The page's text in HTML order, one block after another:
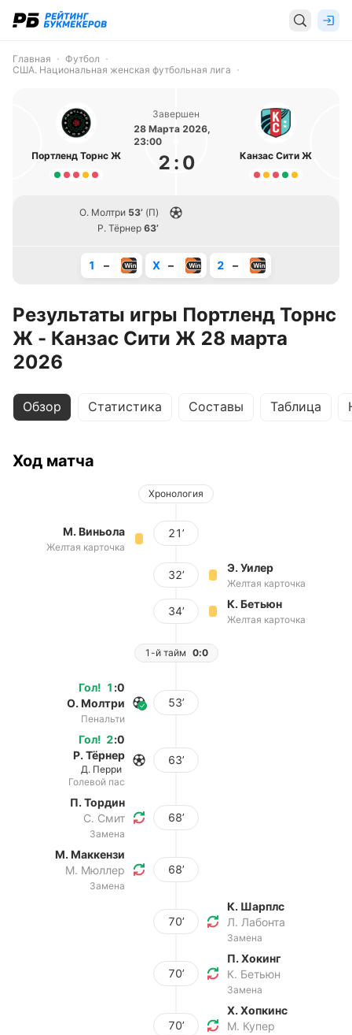
Главная
Футбол
США. Национальная женская футбольная лига
Портленд Торнс Ж
Завершен
28 Марта 2026,
23:00
2 : 0 Канзас Сити Ж
О. Молтри 53’ (П)
Р. Тёрнер 63’
1 – X – 2 –
Результаты игры Портленд Торнс
Ж - Канзас Сити Ж 28 марта
2026
Обзор Статистика Составы Таблица
Ход матча
Хронология
М. Виньола
Желтая карточка
21’
32’
Э. Уилер
Желтая карточка
34’
К. Бетьюн
Желтая карточка
1-й тайм 0:0
Гол! 1 :0
О. Молтри
Пенальти
53’
Гол! 2:0
Р. Тёрнер
Д. Перри
Голевой пас
63’
П. Тордин
С. Смит
Замена
68’
М. Маккензи
М. Мюллер
Замена
68’
70’
К. Шарплс
Л. Лабонта
Замена
70’
П. Хокинг
К. Бетьюн
Замена
70’
Х. Хопкинс
М. Купер